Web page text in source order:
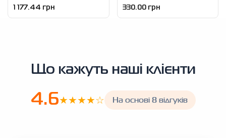
1 177.44 грн 330.00 грн
Що кажуть наші клієнти
4.6★★★★☆ На основі 8 відгуків